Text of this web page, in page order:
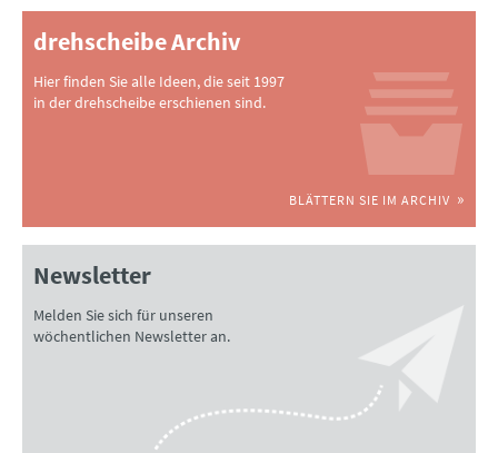
drehscheibe Archiv
Hier finden Sie alle Ideen, die seit 1997
in der drehscheibe erschienen sind.
BLÄTTERN SIE IM ARCHIV
Newsletter
Melden Sie sich für unseren
wöchentlichen Newsletter an.